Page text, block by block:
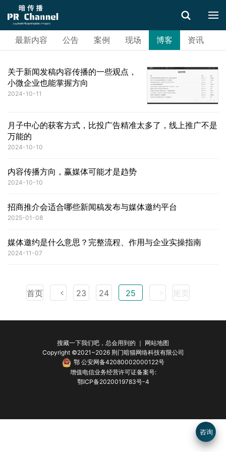
最新内容 公告 案例 现场 博客 资讯
关于新闻发稿内容传播的一些观点，
小微企业也能掌握方向
2024-10-11
月子中心的获客方式，比投广告精准太多了，线上推广不是
万能的
2024-10-10
内容传播方向，赢媒体可能才是趋势
2024-10-10
招商推介会适合哪些新闻稿发布与媒体邀约平台
2025-01-08
媒体邀约是什么意思？完整流程、作用与企业实操指南
2024-11-07
首页 23 24 25 尾页
搜藏一下我们吧，总会用到的 ｜ 网站地图
Copyright ©2021~2026 荆门暗猫网络科技有限公司
鄂 公安网备42080002000122号
增值电信业务经营许可证备案号:
鄂ICP备2020019783号-4